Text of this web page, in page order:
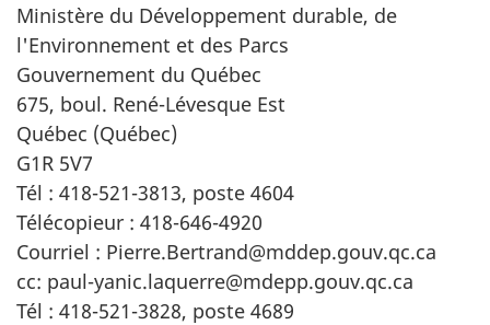
Ministère du Développement durable, de
l'Environnement et des Parcs
Gouvernement du Québec
675, boul. René-Lévesque Est
Québec (Québec)
G1R 5V7
Tél : 418-521-3813, poste 4604
Télécopieur : 418-646-4920
Courriel : Pierre.Bertrand@mddep.gouv.qc.ca
cc: paul-yanic.laquerre@mdepp.gouv.qc.ca
Tél : 418-521-3828, poste 4689